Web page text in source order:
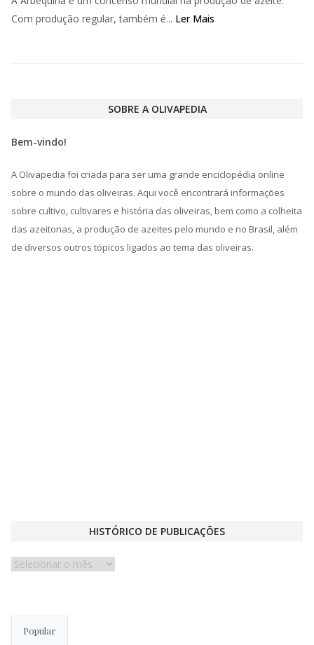
Com produção regular, também é... Ler Mais
SOBRE A OLIVAPEDIA
Bem-vindo!
A Olivapedia foi criada para ser uma grande enciclopédia online
sobre o mundo das oliveiras. Aqui você encontrará informações
sobre cultivo, cultivares e história das oliveiras, bem como a colheita
das azeitonas, a produção de azeites pelo mundo e no Brasil, além
de diversos outros tópicos ligados ao tema das oliveiras.
HISTÓRICO DE PUBLICAÇÕES
Histórico
Popular